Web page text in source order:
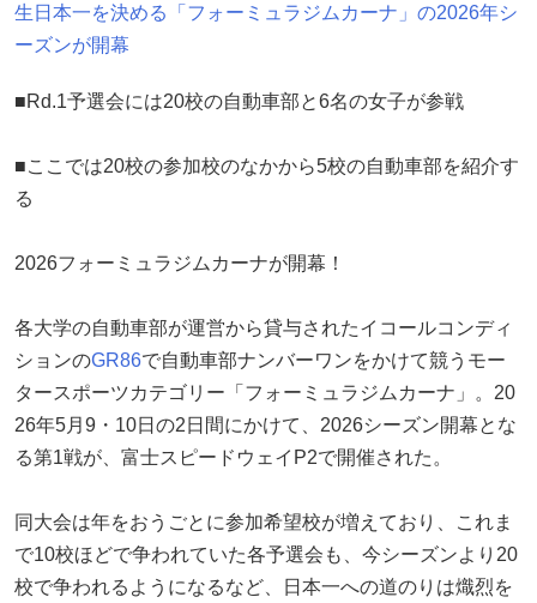
生日本一を決める「フォーミュラジムカーナ」の2026年シ
ーズンが開幕
■Rd.1予選会には20校の自動車部と6名の女子が参戦
■ここでは20校の参加校のなかから5校の自動車部を紹介す
る
2026フォーミュラジムカーナが開幕！
各大学の自動車部が運営から貸与されたイコールコンディ
ションのGR86で自動車部ナンバーワンをかけて競うモー
タースポーツカテゴリー「フォーミュラジムカーナ」。20
26年5月9・10日の2日間にかけて、2026シーズン開幕とな
る第1戦が、富士スピードウェイP2で開催された。
同大会は年をおうごとに参加希望校が増えており、これま
で10校ほどで争われていた各予選会も、今シーズンより20
校で争われるようになるなど、日本一への道のりは熾烈を